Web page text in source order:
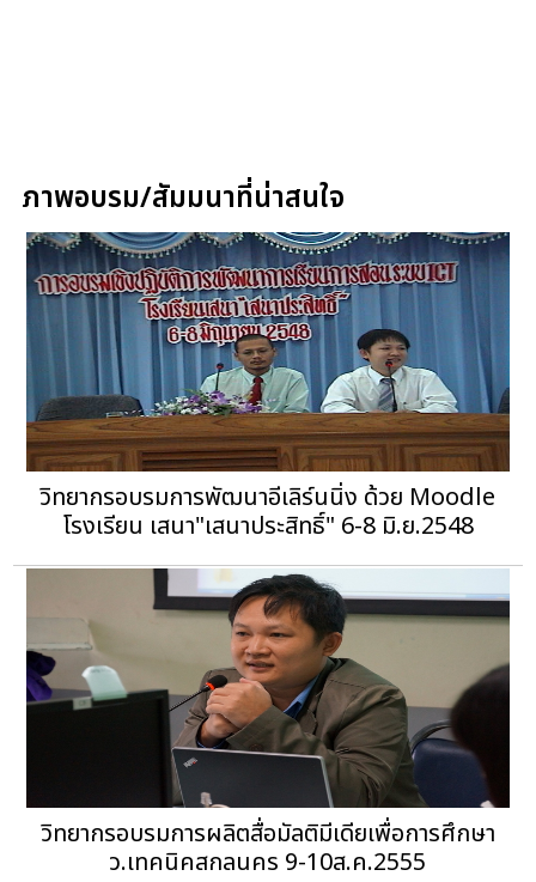
ภาพอบรม/สัมมนาที่น่าสนใจ
วิทยากรอบรมการพัฒนาอีเลิร์นนิ่ง ด้วย Moodle
โรงเรียน เสนา"เสนาประสิทธิ์" 6-8 มิ.ย.2548
วิทยากรอบรมการผลิตสื่อมัลติมีเดียเพื่อการศึกษา
ว.เทคนิคสกลนคร 9-10ส.ค.2555